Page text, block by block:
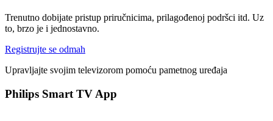
Trenutno dobijate pristup priručnicima, prilagođenoj podršci itd. Uz
to, brzo je i jednostavno.
Registrujte se odmah
Upravljajte svojim televizorom pomoću pametnog uređaja
Philips Smart TV App